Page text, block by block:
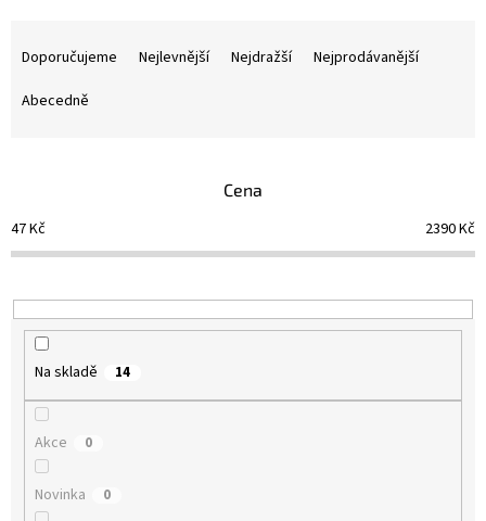
o
d
k
t
Doporučujeme Nejlevnější Nejdražší
Nejprodávanější
Abecedně
Cena
47Kč 2390Kč
Na skladě 14
Akce 0
Novinka 0